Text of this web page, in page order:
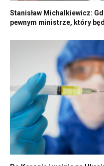
Stanisław Michalkiewicz:
pewnym ministrze, który